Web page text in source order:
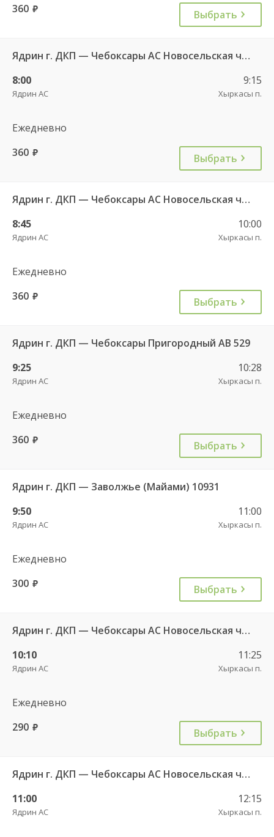
360 руб. Выбрать
Ядрин г. ДКП — Чебоксары АС Новосельская ч/з Сареево д. 710
8:00
Ядрин АС
9:15
Хыркасы п.
Ежедневно
360 руб. Выбрать
Ядрин г. ДКП — Чебоксары АС Новосельская ч/з Сареево д. 710
8:45
Ядрин АС
10:00
Хыркасы п.
Ежедневно
360 руб. Выбрать
Ядрин г. ДКП — Чебоксары Пригородный АВ 529
9:25
Ядрин АС
10:28
Хыркасы п.
Ежедневно
360 руб. Выбрать
Ядрин г. ДКП — Заволжье (Майами) 10931
9:50
Ядрин АС
11:00
Хыркасы п.
Ежедневно
300 руб. Выбрать
Ядрин г. ДКП — Чебоксары АС Новосельская ч/з Персирланы д. 711
10:10
Ядрин АС
11:25
Хыркасы п.
Ежедневно
290 руб. Выбрать
Ядрин г. ДКП — Чебоксары АС Новосельская ч/з Сареево д. 710
11:00
Ядрин АС
12:15
Хыркасы п.